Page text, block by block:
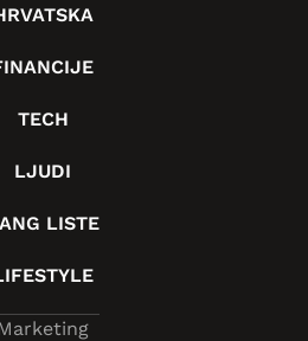
TECH
LJUDI
LISTE